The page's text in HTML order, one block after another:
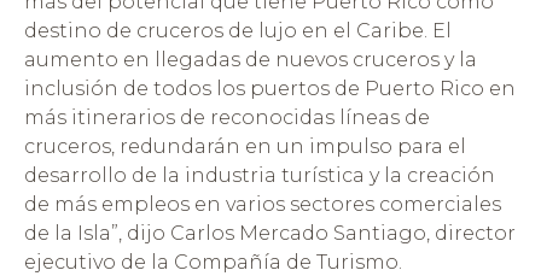
destino de cruceros de lujo en el Caribe. El
aumento en llegadas de nuevos cruceros y la
inclusión de todos los puertos de Puerto Rico en
más itinerarios de reconocidas líneas de
cruceros, redundarán en un impulso para el
desarrollo de la industria turística y la creación
de más empleos en varios sectores comerciales
de la Isla”, dijo Carlos Mercado Santiago, director
ejecutivo de la Compañía de Turismo.